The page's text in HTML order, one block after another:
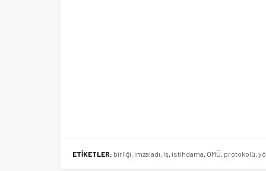
ETİKETLER: birliği, imzaladı, iş, istihdama, OMÜ, protokolü,